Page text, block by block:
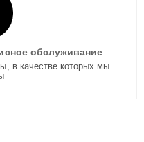
обслуживание
в качестве которых мы